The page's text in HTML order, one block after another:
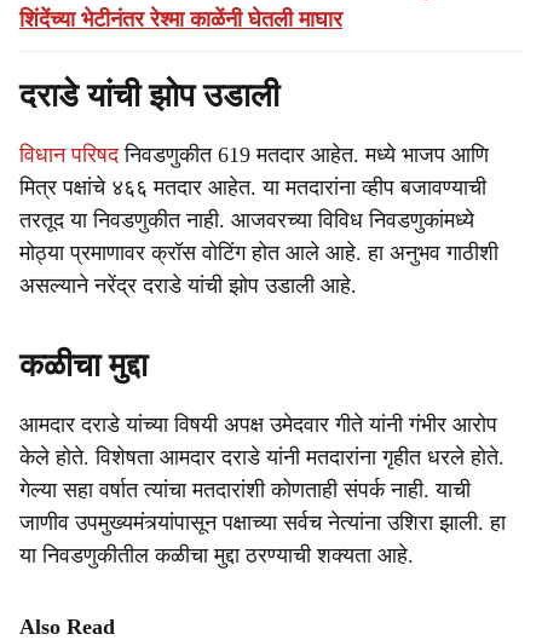
शिंदेंच्या भेटीनंतर रेश्मा काळेंनी घेतली माघार
दराडे यांची झोप उडाली
विधान परिषदनिवडणुकीत 619 मतदार आहेत. मध्ये भाजप आणि
मित्र पक्षांचे ४६६ मतदार आहेत. या मतदारांना व्हीप बजावण्याची
तरतूद या निवडणुकीत नाही. आजवरच्या विविध निवडणुकांमध्ये
मोठ्या प्रमाणावर क्रॉस वोटिंग होत आले आहे. हा अनुभव गाठीशी
असल्याने नरेंद्र दराडे यांची झोप उडाली आहे.
कळीचा मुद्दा
आमदार दराडे यांच्या विषयी अपक्ष उमेदवार गीते यांनी गंभीर आरोप
केले होते. विशेषता आमदार दराडे यांनी मतदारांना गृहीत धरले होते.
गेल्या सहा वर्षात त्यांचा मतदारांशी कोणताही संपर्क नाही. याची
जाणीव उपमुख्यमंत्र्यांपासून पक्षाच्या सर्वच नेत्यांना उशिरा झाली. हा
या निवडणुकीतील कळीचा मुद्दा ठरण्याची शक्यता आहे.
Also Read